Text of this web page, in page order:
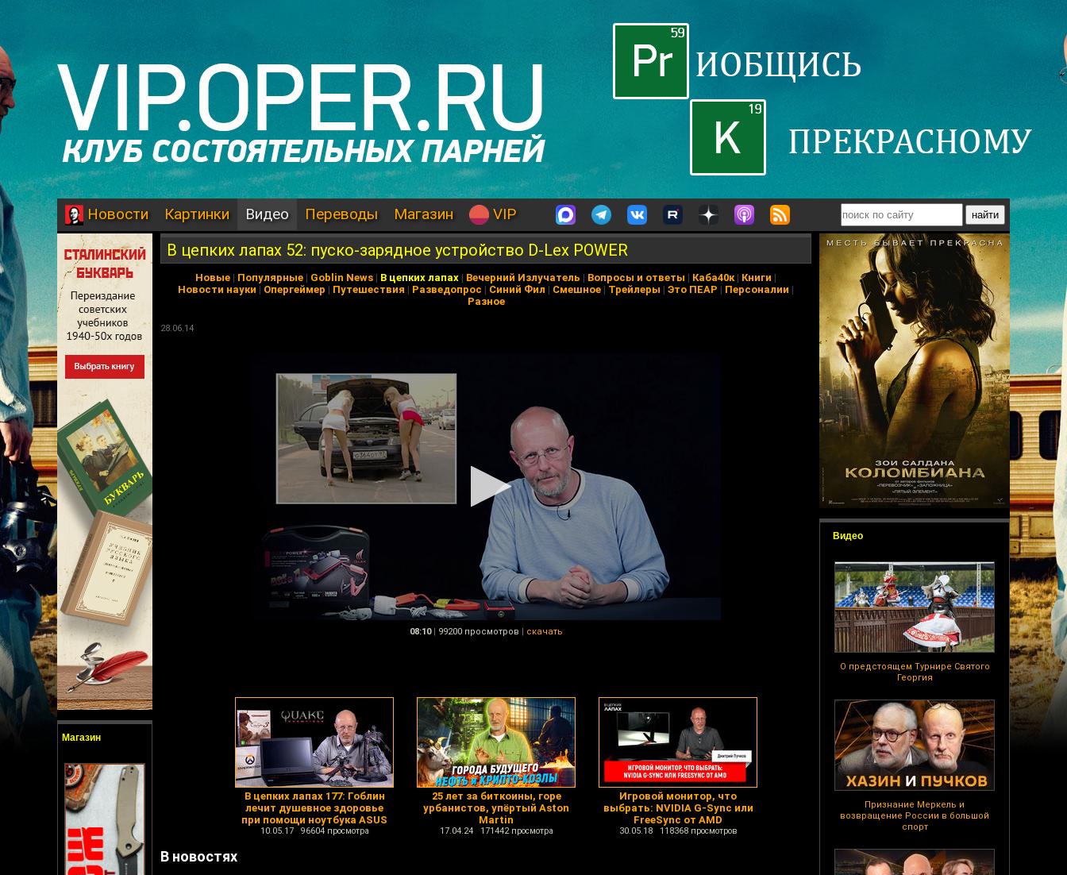
Новости Картинки Видео Переводы Магазин VIP
Магазин
Видео
О предстоящем Турнире Святого
Георгия
Признание Меркель и
возвращение России в большой
спорт
В цепких лапах 52: пуско-зарядное устройство D-Lex POWER
Новые | Популярные | Goblin News | В цепких лапах | Вечерний Излучатель | Вопросы и ответы | Каба40к| Книги |
Новости науки | Опергеймер | Путешествия | Разведопрос | Синий Фил | Смешное | Трейлеры | Это ПЕАР | Персоналии |
Разное
28.06.14
08:10 | 99200 просмотров | скачать
В цепких лапах 177: Гоблин
лечит душевное здоровье
при помощи ноутбука ASUS
10.05.17 96604 просмотра
25 лет за биткоины, горе
урбанистов, упёртый Aston
Martin
17.04.24 171442 просмотра
Игровой монитор, что
выбрать: NVIDIA G-Sync или
FreeSync от AMD
30.05.18 118368 просмотров
В новостях